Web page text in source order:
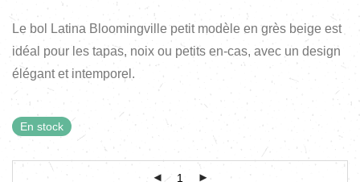
Le bol Latina Bloomingville petit modèle en grès beige est
idéal pour les tapas, noix ou petits en-cas, avec un design
élégant et intemporel.
En stock